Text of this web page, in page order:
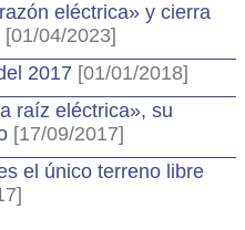
eléctrica» y cierra
[01/04/2023]
2017 [01/01/2018]
raíz eléctrica», su
[17/09/2017]
el único terreno libre